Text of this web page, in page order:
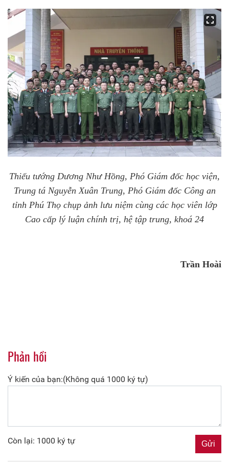
Thiếu tướng Dương Như Hồng, Phó Giám đốc học viện,
Trung tá Nguyễn Xuân Trung, Phó Giám đốc Công an
tỉnh Phú Thọ chụp ảnh lưu niệm cùng các học viên lớp
Cao cấp lý luận chính trị, hệ tập trung, khoá 24
Trần Hoài
Phản hồi
Ý kiến của bạn:(Không quá 1000 ký tự)
Còn lại: 1000 ký tự